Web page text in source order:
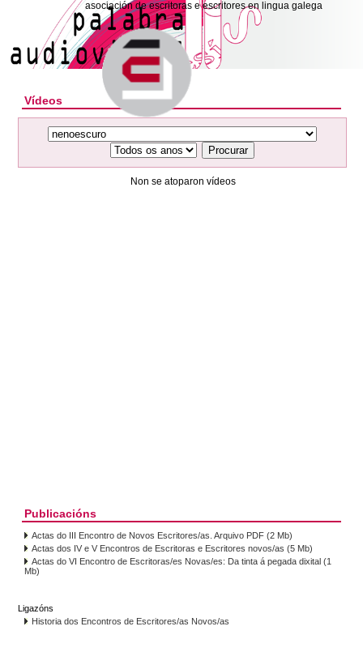
asociación de escritoras e escritores en lingua galega
Vídeos
Procurar
Non se atoparon vídeos
Publicacións
Actas do III Encontro de Novos Escritores/as. Arquivo PDF (2 Mb)
Actas dos IV e V Encontros de Escritoras e Escritores novos/as (5 Mb)
Actas do VI Encontro de Escritoras/es Novas/es: Da tinta á pegada dixital (1
Mb)
Ligazóns
Historia dos Encontros de Escritores/as Novos/as